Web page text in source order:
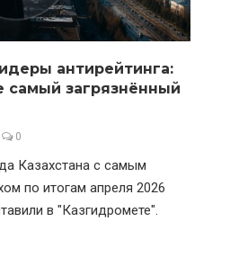
антирейтинга:
самый загрязнённый
0
Казахстана с самым
по итогам апреля 2026
в "Казгидромете".